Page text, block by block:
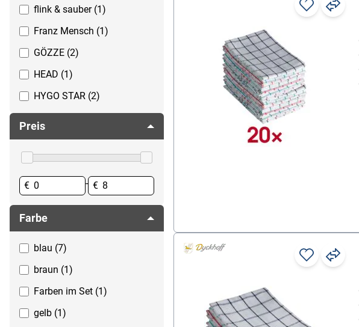
Reinigungsutensilien
Seife
Spuckschutz
Toilettenpapier & Spender
Waschen
Spülmaschinentabs
Spülmittel
Spültücher
flink & sauber (1)
Franz Mensch (1)
GÖZZE (2)
HEAD (1)
HYGO STAR (2)
Meiko (2)
Metaltex (1)
Vileda (1)
Preis
€ - €
Farbe
blau (7)
braun (1)
Farben im Set (1)
gelb (1)